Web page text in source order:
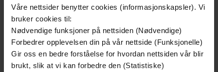
Våre nettsider benytter cookies (informasjonskapsler). Vi
bruker cookies til:
Nødvendige funksjoner på nettsiden (Nødvendige)
Forbedrer opplevelsen din på vår nettside (Funksjonelle)
Gir oss en bedre forståelse for hvordan nettsiden vår blir
brukt, slik at vi kan forbedre den (Statistiske)
179,-
Skjebnedøgn
Jørgen Jæger
169,-
Kniv
Jo Nesbø